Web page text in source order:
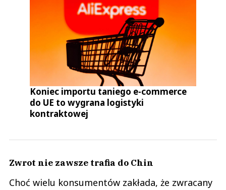
Koniec importu taniego e-commerce
do UE to wygrana logistyki
kontraktowej
Zwrot nie zawsze trafia do Chin
Choć wielu konsumentów zakłada, że zwracany